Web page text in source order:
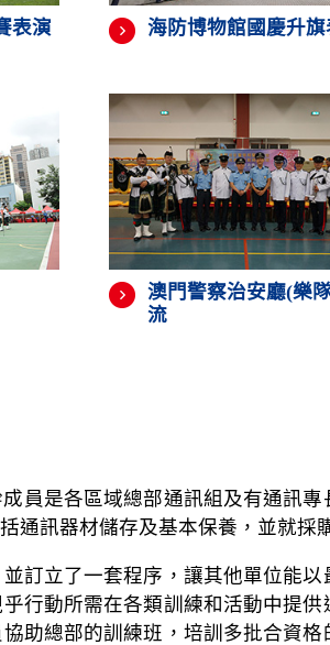
表演 海防博物館國慶升旗
澳門警察治安廳(樂
流
員是各區域總部通訊組及有通訊
通訊器材儲存及基本保養，並就採
訂立了一套程序，讓其他單位能
行動所需在各類訓練和活動中提
助總部的訓練班，培訓多批合資